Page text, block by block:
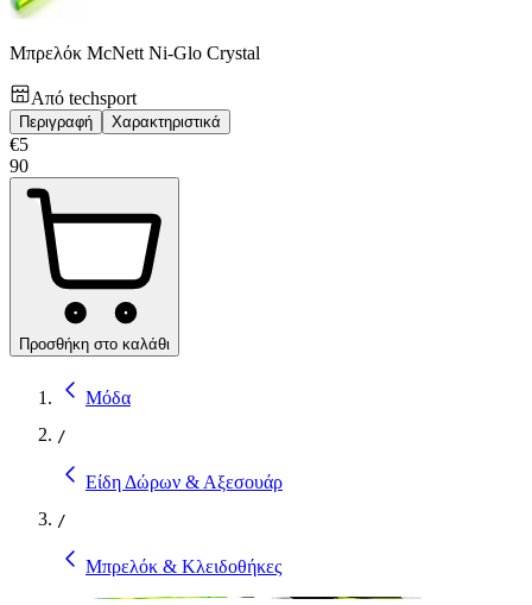
Μπρελόκ McNett Ni-Glo Crystal
Από techsport
Περιγραφή Χαρακτηριστικά
€5
90
Προσθήκη στο καλάθι
Μόδα
/
Είδη Δώρων & Αξεσουάρ
/
Μπρελόκ & Κλειδοθήκες